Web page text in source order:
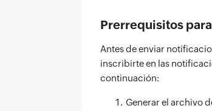
Prerrequisitos
Antes de enviar
inscribirte en las
continuación:
Generar el archivo